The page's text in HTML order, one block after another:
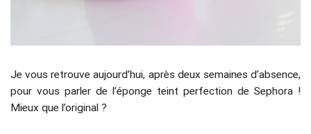
Je vous retrouve aujourd’hui, après deux semaines d’absence,
pour vous parler de l’éponge teint perfection de Sephora !
Mieux que l’original ?